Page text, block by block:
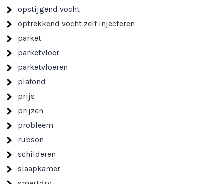
opstijgend vocht
optrekkend vocht zelf injecteren
parket
parketvloer
parketvloeren
plafond
prijs
prijzen
probleem
rubson
schilderen
slaapkamer